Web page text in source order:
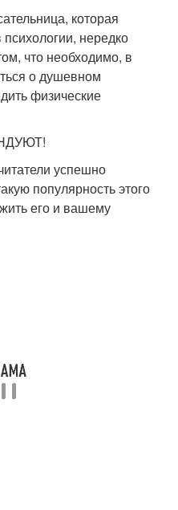
которая
нередко
что необходимо, в
о душевном
физические
успешно
популярность этого
его и вашему